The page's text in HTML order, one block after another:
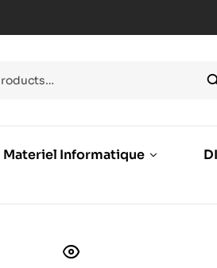
Materiel Informatique